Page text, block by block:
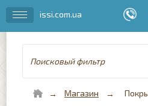
issi.com.ua
Поисковый фильтр
Магазин